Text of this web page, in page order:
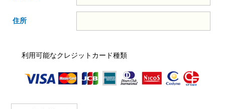
住所
利用可能なクレジットカード種類